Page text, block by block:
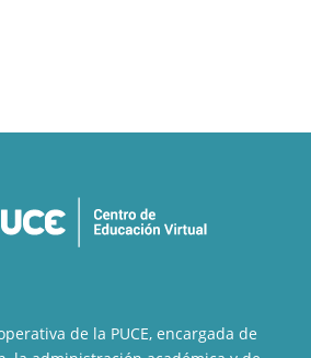
de la PUCE, encargada de